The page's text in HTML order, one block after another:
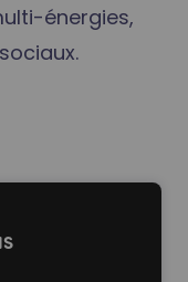
énergies,